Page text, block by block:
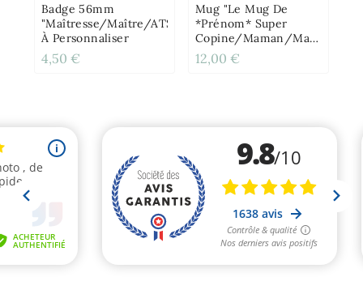
Badge 56mm
"Maîtresse/Maître/ATSEM/Nounou"
À Personnaliser
4,50 €
Mug "Le Mug De
*prénom* Super
Copine/Maman/Maîtresse/
Personnalisable
12,00 €